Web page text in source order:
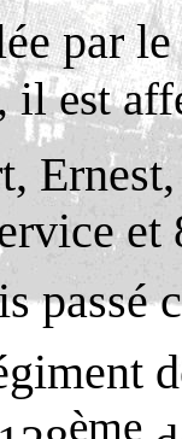
par
il est
passé
ème